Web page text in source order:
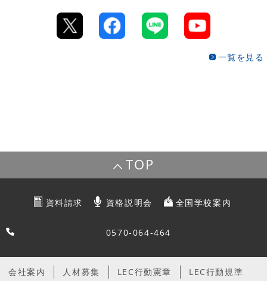
一覧を見る
TOP
資料請求 資格説明会 全国学校案内
0570-064-464
会社案内 人材募集 LEC行動憲章 LEC行動規準